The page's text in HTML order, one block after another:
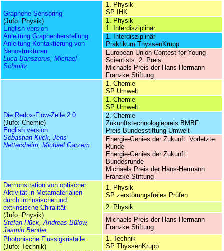
Graphene Sensoring
(Jufo: Physik)
English version
Anleitung Graphenherstellung
Anleitung Kon­tak­tierung von
Nano­struk­turen
Luca Banszerus Michael
Schmitz
1. Physik
SP IHK
1. Physik
1. Interdisziplinär
1. Interdisziplinär
Praktikum ThyssenKrupp
European Union Contest for Young
Scientists: 2. Preis
Michaels Preis der Hans-Hermann
Franzke Stiftung
Die Redox-Flow-Zelle 2.0
(Jufo: Chemie)
English version
Sebastian Klick Jens
Nettersheim Michael Garzem
1. Chemie
SP Umwelt
1. Chemie
SP Umwelt
2. Chemie
Zukunfts­technologie­preis BMBF
Preis Bundesstiftung Umwelt
Energie-Genies der Zukunft: Vorletzte
Runde
Energie-Genies der Zukunft:
Bundesrunde
Michaels Preis der Hans-Hermann
Franzke Stiftung
Demonstration von optischer
Aktivität in Metamaterialien
durch intrinsische und
extrinsische Chiralität
(Jufo: Physik)
Stefan Hück Andreas Bülow,
Jasmin Bentler
1. Physik
SP zerstörungsfreies Prüfen
2. Physik
Michaels Preis der Hans-Hermann
Franzke Stiftung
Photonische Flüssigkristalle
(Jufo: Technik)
1. Technik
SP ThyssenKrupp